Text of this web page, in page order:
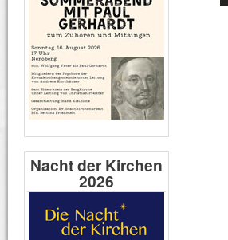
Nacht der Kirchen
2026